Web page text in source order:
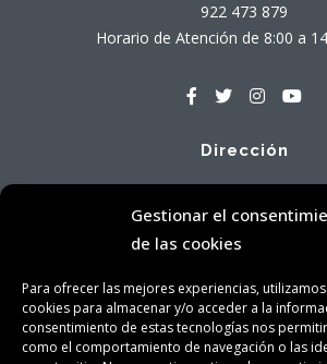
Gestionar el
de las cookies
Para ofrecer las mejores experiencias,
cookies para almacenar y/o acceder a la
consentimiento de estas tecnologías nos
como el comportamiento de navegación o las
922 473 879
Horario de Atención de 8:00 a
Dirección